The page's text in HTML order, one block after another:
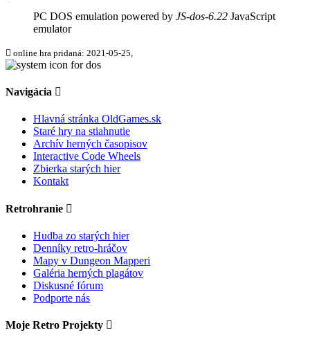
PC DOS emulation powered by JS-dos-6.22 JavaScript
emulator
online hra pridaná: 2021-05-25,
Navigácia
Hlavná stránka OldGames.sk
Staré hry na stiahnutie
Archív herných časopisov
Interactive Code Wheels
Zbierka starých hier
Kontakt
Retrohranie
Hudba zo starých hier
Denníky retro-hráčov
Mapy v Dungeon Mapperi
Galéria herných plagátov
Diskusné fórum
Podporte nás
Moje Retro Projekty